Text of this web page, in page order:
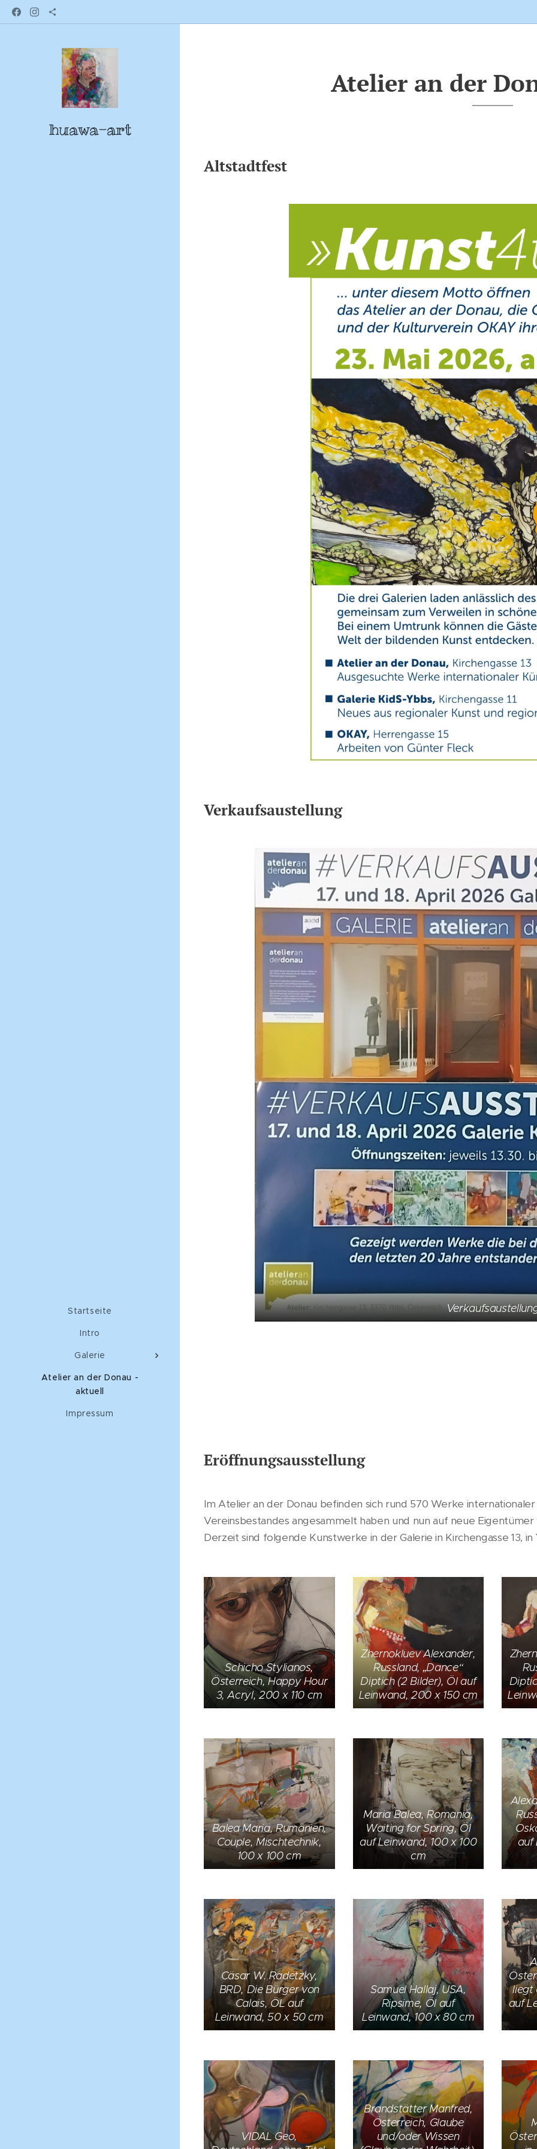
huawa-art
Startseite
Intro
Galerie
Atelier an der Donau -
aktuell
Impressum
Atelier an der
Altstadtfest
Verkaufsaustellung
Eröffnungsausstellung
Im Atelier an der Donau befinden sich rund 570 Werke
Vereinsbestandes angesammelt haben und nun auf neue
Derzeit sind folgende Kunstwerke in der Galerie in Kirchengasse 13, in
Schicho Stylianos,
Österreich, Happy Hour
3, Acryl, 200 x 110 cm
Zhernokluev Alexander,
Russland, „Dance“
Diptich (2 Bilder), Öl auf
Leinwand, 200 x 150 cm
Balea Maria, Rumänien,
Couple, Mischtechnik,
100 x 100 cm
Maria Balea, Romania,
Waiting for Spring, Öl
auf Leinwand, 100 x 100
cm
auf
Cäsar W. Radetzky,
BRD, Die Bürger von
Calais, ÖL auf
Leinwand, 50 x 50 cm
Samuel Hallaj, USA,
Ripsime, Öl auf
Leinwand, 100 x 80 cm
liegt
auf
VIDAL Geo,
Brandstätter Manfred,
Österreich, Glaube
und/oder Wissen